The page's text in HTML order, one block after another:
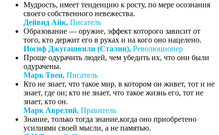
Мудрость, имеет тенденцию к росту, по мере осознания
своего собственного невежества.
Дейвид Айк, Писатель
Образование — оружие, эффект которого зависит от
того, кто держит его в руках и на кого оно нацелено.
Иосиф Джугашвили (Сталин), Революционер
Проще одурачить людей, чем убедить их, что они были
одурачены.
Марк Твен, Писатель
Кто не знает, что такое мир, в котором он живет, тот и не
знает, где он; кто не знает, что такое жизнь его, тот не
знает, кто он.
Марк Аврелий, Правитель
Знание, только тогда знание,когда оно приобретено
усилиями своей мысли, а не памятью.